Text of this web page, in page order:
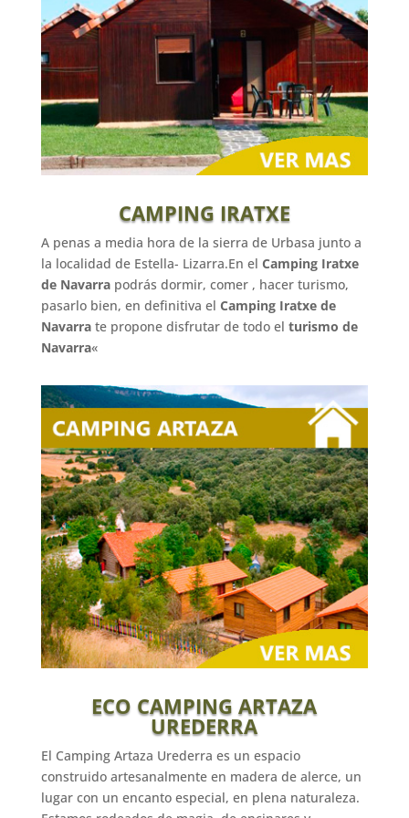
CAMPING IRATXE
A penas a media hora de la sierra de Urbasa junto a
la localidad de Estella- Lizarra.En el Camping Iratxe
de Navarra podrás dormir, comer , hacer turismo,
pasarlo bien, en definitiva el Camping Iratxe de
Navarra te propone disfrutar de todo el turismo de
Navarra«
ECO CAMPING ARTAZA
UREDERRA
El Camping Artaza Urederra es un espacio
construido artesanalmente en madera de alerce, un
lugar con un encanto especial, en plena naturaleza.